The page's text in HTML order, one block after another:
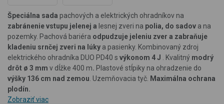
Špeciálna sada pachových a elektrických ohradníkov na
zabránenie vstupu jelenej a lesnej zveri na polia, do sadov a na
pozemky. Pachová bariéra odpudzuje jeleniu zver a zabraňuje
kladeniu srnčej zveri na lúky a pasienky. Kombinovaný zdroj
elektrického ohradníka DUO PD40 s výkonom 4 J . Kvalitný modrý
drôt ø 3 mm v dĺžke 400 m. Plastové stĺpiky na ohradzenie do
výšky 136 cm nad zemou . Uzemňovacia tyč. Maximálna ochrana
plodín.
Zobraziť viac